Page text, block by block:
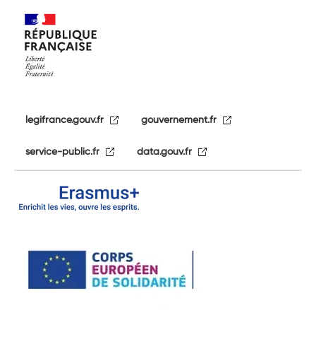
legifrance.gouv.fr gouvernement.fr
service-public.fr data.gouv.fr